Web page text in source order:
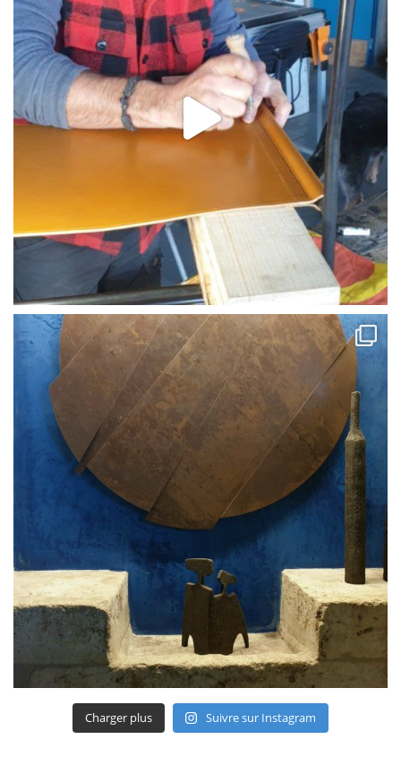
Charger plus Suivre sur Instagram